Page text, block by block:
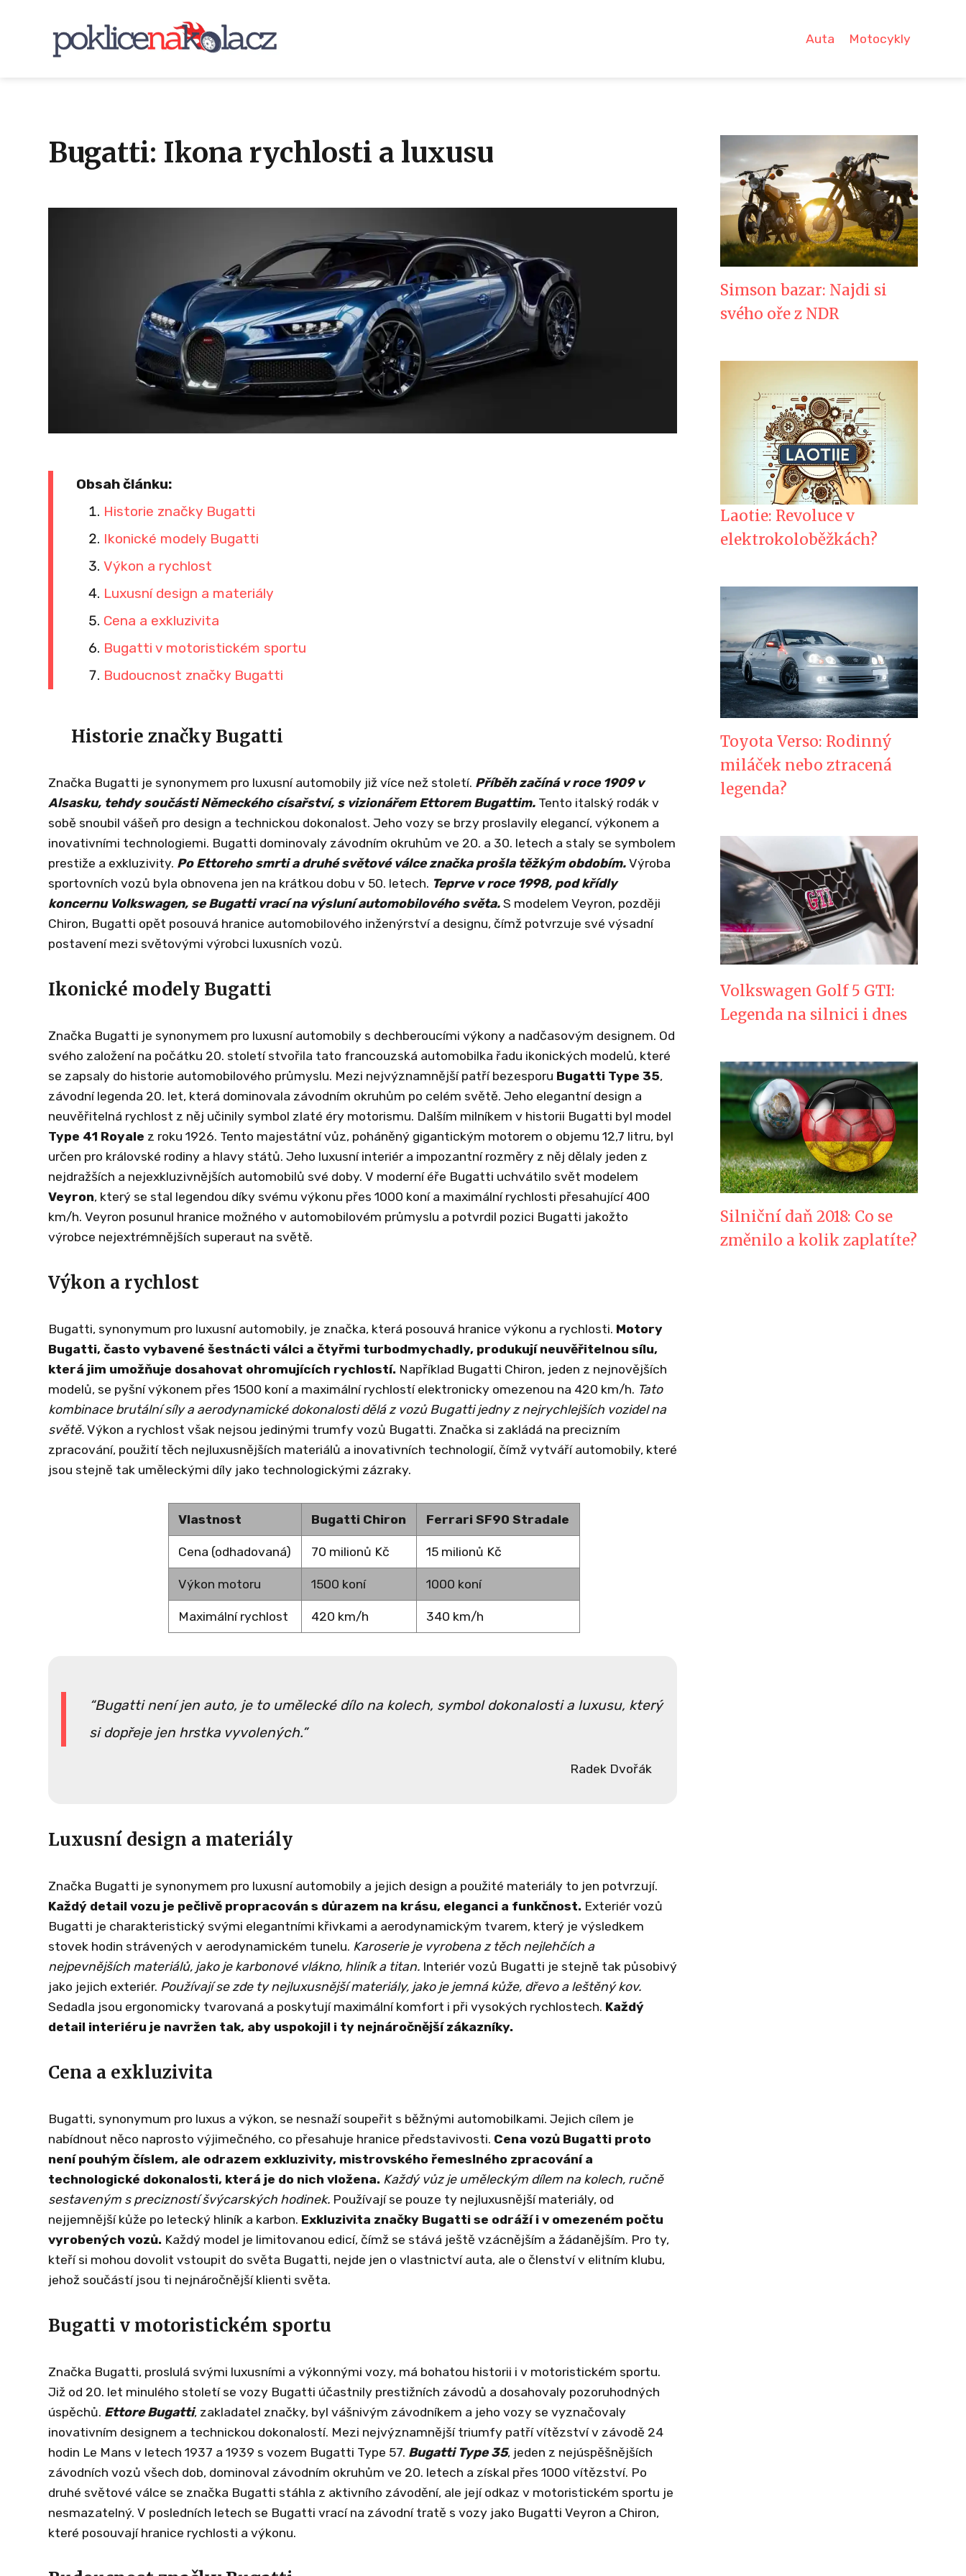
Auta Motocykly
Bugatti: Ikona rychlosti a luxusu
Obsah článku:
Historie značky Bugatti
Ikonické modely Bugatti
Výkon a rychlost
Luxusní design a materiály
Cena a exkluzivita
Bugatti v motoristickém sportu
Budoucnost značky Bugatti
Historie značky Bugatti
Značka Bugatti je synonymem pro luxusní automobily již více než století. Příběh začíná v roce 1909 v
Alsasku, tehdy součásti Německého císařství, s vizionářem Ettorem Bugattim. Tento italský rodák v
sobě snoubil vášeň pro design a technickou dokonalost. Jeho vozy se brzy proslavily elegancí, výkonem a
inovativními technologiemi. Bugatti dominovaly závodním okruhům ve 20. a 30. letech a staly se symbolem
prestiže a exkluzivity. Po Ettoreho smrti a druhé světové válce značka prošla těžkým obdobím. Výroba
sportovních vozů byla obnovena jen na krátkou dobu v 50. letech. Teprve v roce 1998, pod křídly
koncernu Volkswagen, se Bugatti vrací na výsluní automobilového světa. S modelem Veyron, později
Chiron, Bugatti opět posouvá hranice automobilového inženýrství a designu, čímž potvrzuje své výsadní
postavení mezi světovými výrobci luxusních vozů.
Ikonické modely Bugatti
Značka Bugatti je synonymem pro luxusní automobily s dechberoucími výkony a nadčasovým designem. Od
svého založení na počátku 20. století stvořila tato francouzská automobilka řadu ikonických modelů, které
se zapsaly do historie automobilového průmyslu. Mezi nejvýznamnější patří bezesporu Bugatti Type 35,
závodní legenda 20. let, která dominovala závodním okruhům po celém světě. Jeho elegantní design a
neuvěřitelná rychlost z něj učinily symbol zlaté éry motorismu. Dalším milníkem v historii Bugatti byl model
Type 41 Royale z roku 1926. Tento majestátní vůz, poháněný gigantickým motorem o objemu 12,7 litru, byl
určen pro královské rodiny a hlavy států. Jeho luxusní interiér a impozantní rozměry z něj dělaly jeden z
nejdražších a nejexkluzivnějších automobilů své doby. V moderní éře Bugatti uchvátilo svět modelem
Veyron, který se stal legendou díky svému výkonu přes 1000 koní a maximální rychlosti přesahující 400
km/h. Veyron posunul hranice možného v automobilovém průmyslu a potvrdil pozici Bugatti jakožto
výrobce nejextrémnějších superaut na světě.
Výkon a rychlost
Bugatti, synonymum pro luxusní automobily, je značka, která posouvá hranice výkonu a rychlosti. Motory
Bugatti, často vybavené šestnácti válci a čtyřmi turbodmychadly, produkují neuvěřitelnou sílu,
která jim umožňuje dosahovat ohromujících rychlostí. Například Bugatti Chiron, jeden z nejnovějších
modelů, se pyšní výkonem přes 1500 koní a maximální rychlostí elektronicky omezenou na 420 km/h. Tato
kombinace brutální síly a aerodynamické dokonalosti dělá z vozů Bugatti jedny z nejrychlejších vozidel na
světě. Výkon a rychlost však nejsou jedinými trumfy vozů Bugatti. Značka si zakládá na precizním
zpracování, použití těch nejluxusnějších materiálů a inovativních technologií, čímž vytváří automobily, které
jsou stejně tak uměleckými díly jako technologickými zázraky.
Vlastnost Bugatti Chiron Ferrari SF90 Stradale
Cena (odhadovaná) 70 milionů Kč 15 milionů Kč
Výkon motoru 1500 koní 1000 koní
Maximální rychlost 420 km/h 340 km/h
Bugatti není jen auto, je to umělecké dílo na kolech, symbol dokonalosti a luxusu, který
si dopřeje jen hrstka vyvolených.
Radek Dvořák
Luxusní design a materiály
Značka Bugatti je synonymem pro luxusní automobily a jejich design a použité materiály to jen potvrzují.
Každý detail vozu je pečlivě propracován s důrazem na krásu, eleganci a funkčnost. Exteriér vozů
Bugatti je charakteristický svými elegantními křivkami a aerodynamickým tvarem, který je výsledkem
stovek hodin strávených v aerodynamickém tunelu. Karoserie je vyrobena z těch nejlehčích a
nejpevnějších materiálů, jako je karbonové vlákno, hliník a titan. Interiér vozů Bugatti je stejně tak působivý
jako jejich exteriér. Používají se zde ty nejluxusnější materiály, jako je jemná kůže, dřevo a leštěný kov.
Sedadla jsou ergonomicky tvarovaná a poskytují maximální komfort i při vysokých rychlostech. Každý
detail interiéru je navržen tak, aby uspokojil i ty nejnáročnější zákazníky.
Cena a exkluzivita
Bugatti, synonymum pro luxus a výkon, se nesnaží soupeřit s běžnými automobilkami. Jejich cílem je
nabídnout něco naprosto výjimečného, ​​co přesahuje hranice představivosti. Cena vozů Bugatti proto
není pouhým číslem, ale odrazem exkluzivity, mistrovského řemeslného zpracování a
technologické dokonalosti, která je do nich vložena. Každý vůz je uměleckým dílem na kolech, ručně
sestaveným s precizností švýcarských hodinek. Používají se pouze ty nejluxusnější materiály, od
nejjemnější kůže po letecký hliník a karbon. Exkluzivita značky Bugatti se odráží i v omezeném počtu
vyrobených vozů. Každý model je limitovanou edicí, čímž se stává ještě vzácnějším a žádanějším. Pro ty,
kteří si mohou dovolit vstoupit do světa Bugatti, nejde jen o vlastnictví auta, ale o členství v elitním klubu,
jehož součástí jsou ti nejnáročnější klienti světa.
Bugatti v motoristickém sportu
Značka Bugatti, proslulá svými luxusními a výkonnými vozy, má bohatou historii i v motoristickém sportu.
Již od 20. let minulého století se vozy Bugatti účastnily prestižních závodů a dosahovaly pozoruhodných
úspěchů. Ettore Bugatti, zakladatel značky, byl vášnivým závodníkem a jeho vozy se vyznačovaly
inovativním designem a technickou dokonalostí. Mezi nejvýznamnější triumfy patří vítězství v závodě 24
hodin Le Mans v letech 1937 a 1939 s vozem Bugatti Type 57. Bugatti Type 35, jeden z nejúspěšnějších
závodních vozů všech dob, dominoval závodním okruhům ve 20. letech a získal přes 1000 vítězství. Po
druhé světové válce se značka Bugatti stáhla z aktivního závodění, ale její odkaz v motoristickém sportu je
nesmazatelný. V posledních letech se Bugatti vrací na závodní tratě s vozy jako Bugatti Veyron a Chiron,
které posouvají hranice rychlosti a výkonu.
Simson bazar: Najdi si
svého oře z NDR
Laotie: Revoluce v
elektrokoloběžkách?
Toyota Verso: Rodinný
miláček nebo ztracená
legenda?
Volkswagen Golf 5 GTI:
Legenda na silnici i dnes
Silniční daň 2018: Co se
změnilo a kolik zaplatíte?